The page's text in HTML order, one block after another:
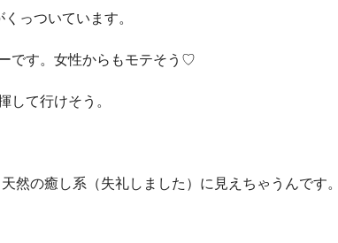
っついています。
です。女性からもモテそう♡
して行けそう。
然の癒し系（失礼しました）に見えちゃうんです。